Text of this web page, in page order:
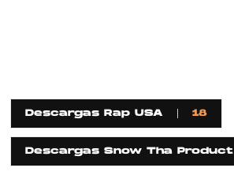
Descargas Rap USA 18
Descargas Snow Tha Product